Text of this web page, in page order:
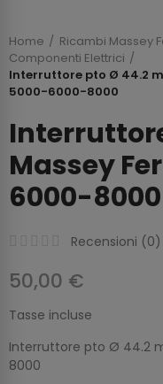
Home
Ricambi Massey
Componenti Elettrici
Interruttore pto Ø 44.2
5000-6000-8000
Massey
6000-8000
Recensioni (0)
50,00 €
Tasse incluse
Interruttore pto Ø 44.2
8000